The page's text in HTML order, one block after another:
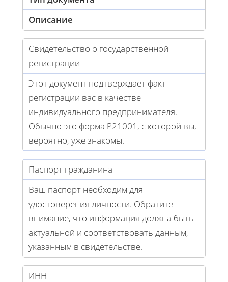
Описание
Свидетельство о государственной
регистрации
Этот документ подтверждает факт
регистрации вас в качестве
индивидуального предпринимателя.
Обычно это форма Р21001, с которой вы,
вероятно, уже знакомы.
Паспорт гражданина
Ваш паспорт необходим для
удостоверения личности. Обратите
внимание, что информация должна быть
актуальной и соответствовать данным,
указанным в свидетельстве.
ИНН